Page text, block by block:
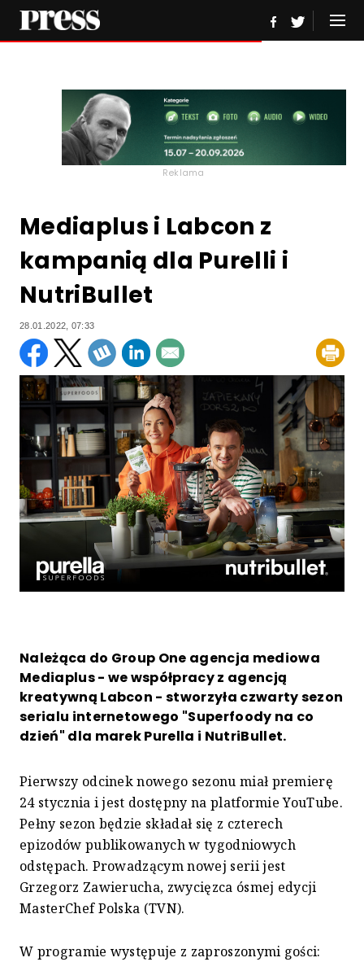
Reklama
Mediaplus i Labcon z
kampanią dla Purelli i
NutriBullet
28.01.2022, 07:33
Należąca do Group One agencja mediowa
Mediaplus - we współpracy z agencją
kreatywną Labcon - stworzyła czwarty sezon
serialu internetowego "Superfoody na co
dzień" dla marek Purella i NutriBullet.
Pierwszy odcinek nowego sezonu miał premierę
24 stycznia i jest dostępny na platformie YouTube.
Pełny sezon będzie składał się z czterech
epizodów publikowanych w tygodniowych
odstępach. Prowadzącym nowej serii jest
Grzegorz Zawierucha, zwycięzca ósmej edycji
MasterChef Polska (TVN).
W programie występuje z zaproszonymi gości: